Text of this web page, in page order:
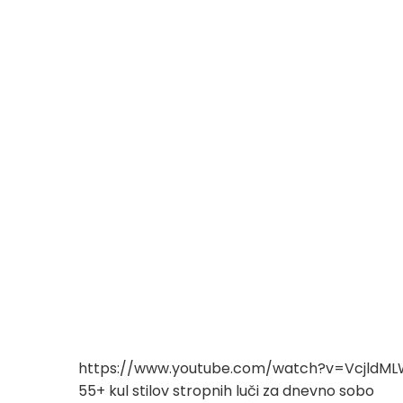
https://www.youtube.com/
55+ kul stilov stropnih luči za dnevno sobo